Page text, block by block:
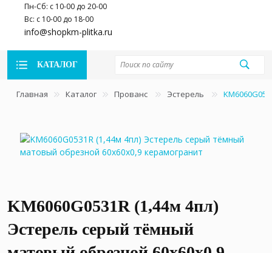
Пн-Сб: с 10-00 до 20-00
Вс: с 10-00 до 18-00
info@shopkm-plitka.ru
КАТАЛОГ
Главная Каталог Прованс Эстерель
KM6060G0531R (1,44м 4пл)
Эстерель серый тёмный